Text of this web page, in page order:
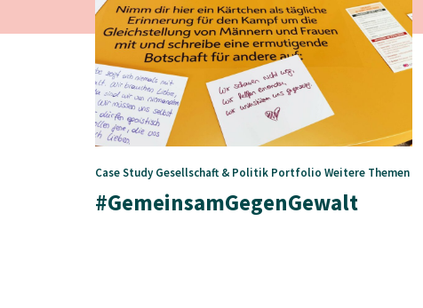
Case Study Gesellschaft & Politik Portfolio Weitere Themen
#GemeinsamGegenGewalt